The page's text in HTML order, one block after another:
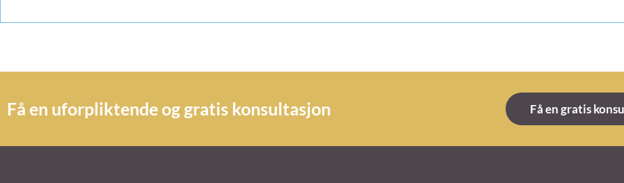
Få en uforpliktende og gratis konsultasjon Få en gratis